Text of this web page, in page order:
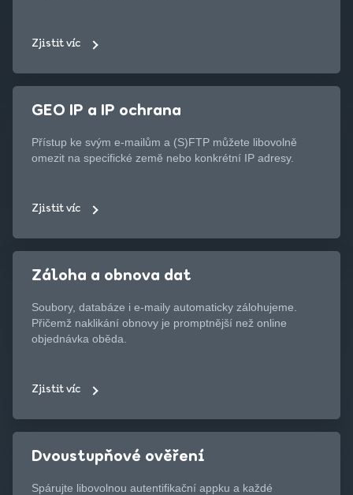
Zjistit víc
GEO IP a IP ochrana
Přístup ke svým e-mailům a (S)FTP můžete libovolně
omezit na specifické země nebo konkrétní IP adresy.
Zjistit víc
Záloha a obnova dat
Soubory, databáze i e-maily automaticky zálohujeme.
Přičemž naklikání obnovy je promptnější než online
objednávka oběda.
Zjistit víc
Dvoustupňové ověření
Spárujte libovolnou autentifikační appku a každé